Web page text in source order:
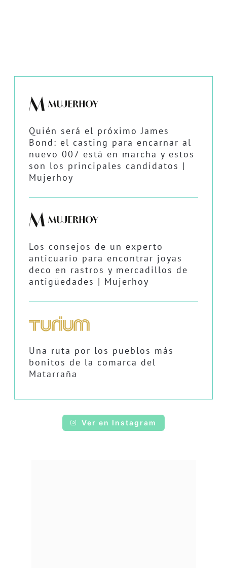
Quién será el próximo James
Bond: el casting para encarnar al
nuevo 007 está en marcha y estos
son los principales candidatos |
Mujerhoy
Los consejos de un experto
anticuario para encontrar joyas
deco en rastros y mercadillos de
antigüedades | Mujerhoy
Una ruta por los pueblos más
bonitos de la comarca del
Matarraña
Ver en Instagram